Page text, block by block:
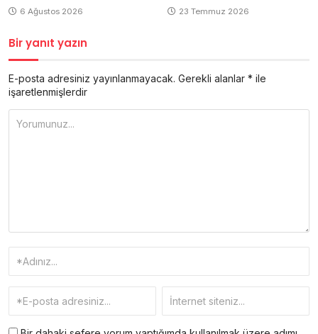
6 Ağustos 2026 23 Temmuz 2026
Bir yanıt yazın
E-posta adresiniz yayınlanmayacak. Gerekli alanlar * ile
işaretlenmişlerdir